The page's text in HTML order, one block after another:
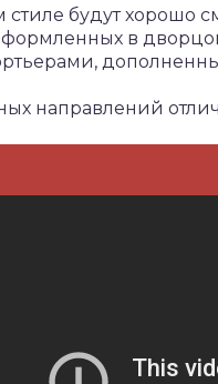
будут хорошо
в
направлений